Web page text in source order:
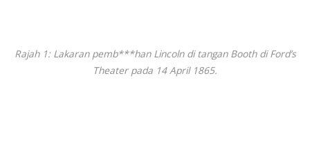
Rajah 1: Lakaran pemb***han Lincoln di tangan Booth di Ford’s
Theater pada 14 April 1865.